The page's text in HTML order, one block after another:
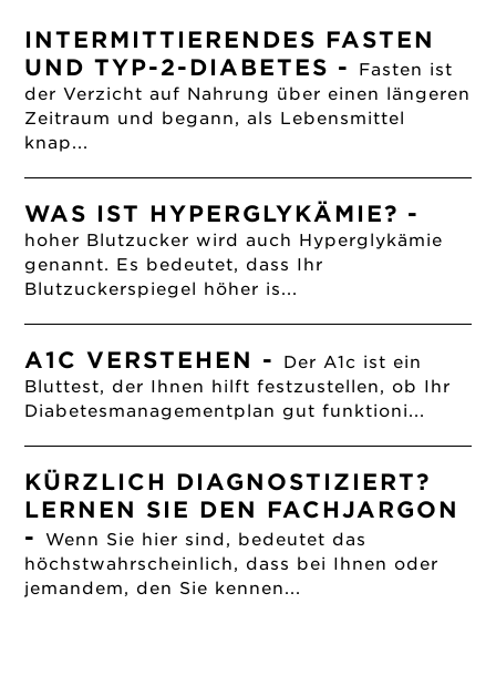
INTERMITTIERENDES FASTEN
UND TYP-2-DIABETES -
Fasten ist
der Verzicht auf Nahrung über einen längeren
Zeitraum und begann, als Lebensmittel
knap...
WAS IST HYPERGLYKÄMIE? -
hoher Blutzucker wird auch Hyperglykämie
genannt. Es bedeutet, dass Ihr
Blutzuckerspiegel höher is...
A1C VERSTEHEN -
Der A1c ist ein
Bluttest, der Ihnen hilft festzustellen, ob Ihr
Diabetesmanagementplan gut funktioni...
KÜRZLICH DIAGNOSTIZIERT?
LERNEN SIE DEN FACHJARGON
-Wenn Sie hier sind, bedeutet das
höchstwahrscheinlich, dass bei Ihnen oder
jemandem, den Sie kennen...